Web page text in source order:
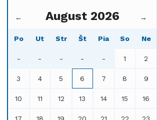
← August 2026 →
Po Ut Str Št Pia So Ne
- - - - - 1 2
3 4 5 6 7 8 9
10 11 12 13 14 15 16